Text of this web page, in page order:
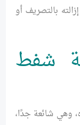
بالتصريف أو
شفط
وهي شائعة جدًا،